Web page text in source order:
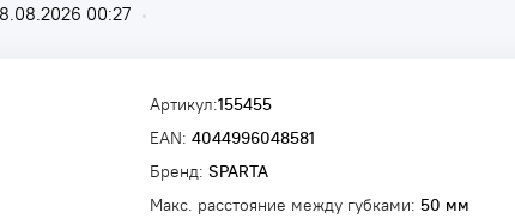
00:27 •
Артикул:155455
EAN: 4044996048581
Бренд: SPARTA
Макс. расстояние между губками: 50 мм